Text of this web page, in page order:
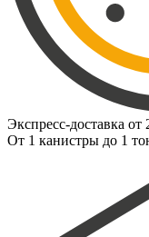
Экспресс-доставка от
От 1 канистры до 1